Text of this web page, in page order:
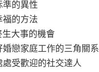
準的異性
福的方法
大事的機會
戀家庭工作的三角關系
受歡迎的社交達人